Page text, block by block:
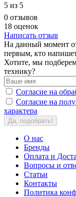
5 из 5
0 отзывов
18 оценок
Написать отзыв
На данный момент
первым, кто
Хотите, мы
технику?
Согласие на
Согласие на
характера
Да, подобрать!
О нас
Бренды
Оплата и
Вопросы и
Статьи
Контакты
Политика